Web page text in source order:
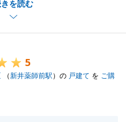
を読む
申込みという、スピーディな
謝しております。
是非お手伝いをさせていただ
いたします。
5
（新井薬師前駅）の 戸建て を ご購